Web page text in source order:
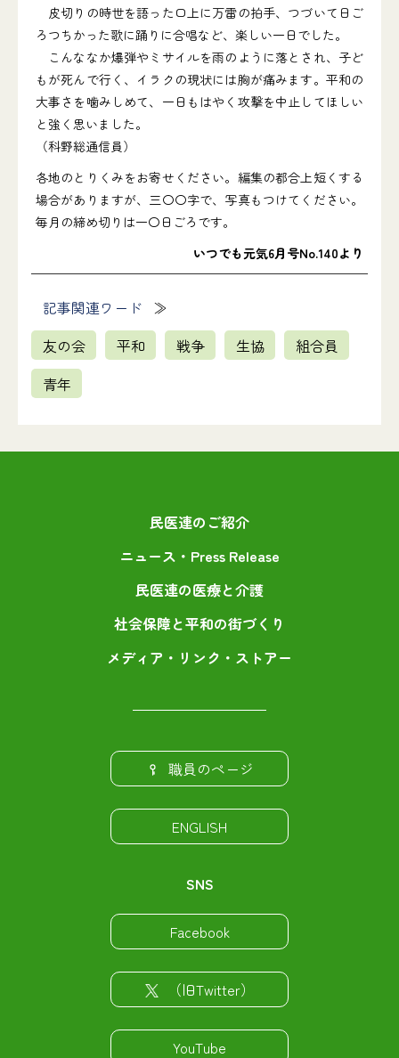
皮切りの時世を語った口上に万雷の拍手、つづいて日ご
ろつちかった歌に踊りに合唱など、楽しい一日でした。
こんななか爆弾やミサイルを雨のように落とされ、子ど
もが死んで行く、イラクの現状には胸が痛みます。平和の
大事さを噛みしめて、一日もはやく攻撃を中止してほしい
と強く思いました。
（科野総通信員）
各地のとりくみをお寄せください。編集の都合上短くする
場合がありますが、三〇〇字で、写真もつけてください。
毎月の締め切りは一〇日ごろです。
いつでも元気6月号No.140より
記事関連ワード
友の会
平和 戦争 生協
組合員
青年
民医連のご紹介
ニュース・Press Release
民医連の医療と介護
社会保障と平和の街づくり
メディア・リンク・ストアー
職員のページ
ENGLISH
SNS
Facebook
（旧Twitter）
YouTube